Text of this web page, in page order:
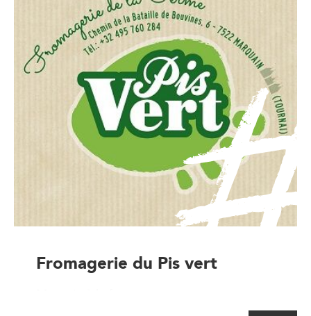
Fromagerie du Pis vert